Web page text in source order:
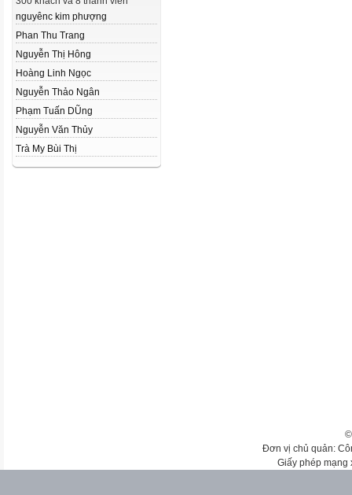
nguyênc kim phượng
Phan Thu Trang
Nguyễn Thị Hông
Hoàng Linh Ngọc
Nguyễn Thảo Ngân
Phạm Tuấn DŨng
Nguyễn Văn Thủy
Trà My Bùi Thị
Đơn vị chủ quản:
Giấy phép mạng